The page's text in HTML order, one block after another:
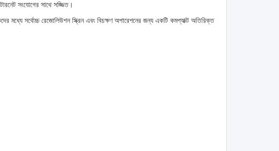
সংযোগের সাথে সজ্জিত।
মধ্যে সর্বোচ্চ রেজোলিউশন স্ক্রিন এবং বিচক্ষণ অপারেশনের জন্য একটি কমপ্যাক্ট অতিরিক্ত